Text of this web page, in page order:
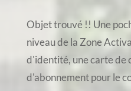
Objet trouvé !! Une
niveau de la Zone
d'identité, une carte de
d'abonnement pour le